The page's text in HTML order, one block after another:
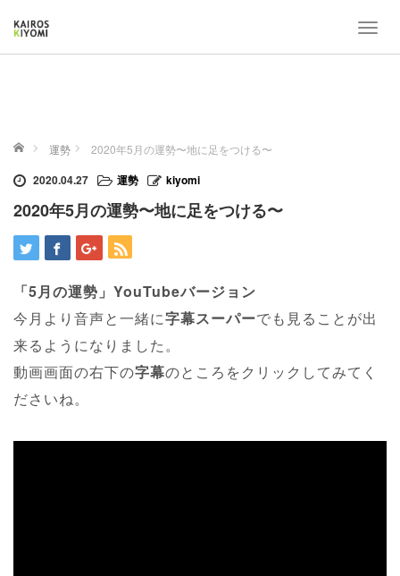
T
o
n
ホーム 運勢 2020年5月の運勢〜地に足をつける〜
2020.04.27 運勢 kiyomi
2020年5月の運勢〜地に足をつける〜
「5月の運勢」YouTubeバージョン
今月より音声と一緒に字幕スーパーでも見ることが出
来るようになりました。
動画画面の右下の字幕のところをクリックしてみてく
ださいね。